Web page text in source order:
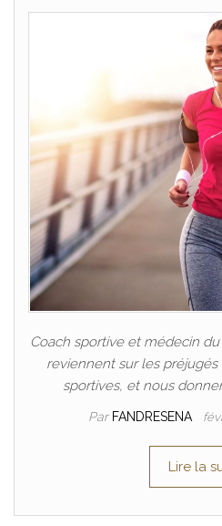
Coach sportive et médecin
reviennent sur les préjugés
sportives, et nous
Par FANDRESENA
Lire la